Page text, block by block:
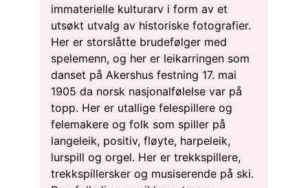
immaterielle kulturarv i form av et
utsøkt utvalg av historiske fotografier.
Her er storslåtte brudefølger med
spelemenn, og her er leikarringen som
danset på Akershus festning 17. mai
1905 da norsk nasjonalfølelse var på
topp. Her er utallige felespillere og
felemakere og folk som spiller på
langeleik, positiv, fløyte, harpeleik,
lurspill og orgel. Her er trekkspillere,
trekkspillersker og musiserende på ski.